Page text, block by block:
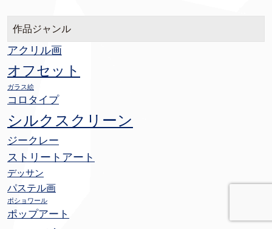
作品ジャンル
アクリル画
オフセット
ガラス絵
コロタイプ
シルクスクリーン
ジークレー
ストリートアート
デッサン
パステル画
ポショワール
ポップアート